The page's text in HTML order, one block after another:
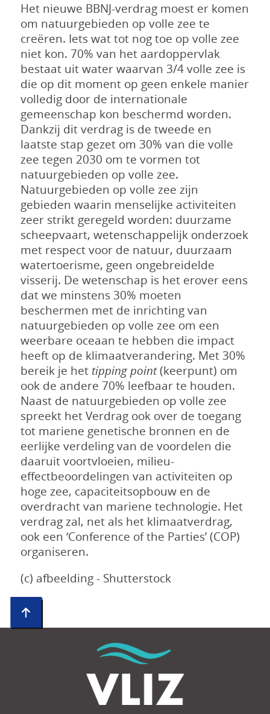
Het nieuwe BBNJ-verdrag moest er komen
om natuurgebieden op volle zee te
creëren. Iets wat tot nog toe op volle zee
niet kon. 70% van het aardoppervlak
bestaat uit water waarvan 3/4 volle zee is
die op dit moment op geen enkele manier
volledig door de internationale
gemeenschap kon beschermd worden.
Dankzij dit verdrag is de tweede en
laatste stap gezet om 30% van die volle
zee tegen 2030 om te vormen tot
natuurgebieden op volle zee.
Natuurgebieden op volle zee zijn
gebieden waarin menselijke activiteiten
zeer strikt geregeld worden: duurzame
scheepvaart, wetenschappelijk onderzoek
met respect voor de natuur, duurzaam
watertoerisme, geen ongebreidelde
visserij. De wetenschap is het erover eens
dat we minstens 30% moeten
beschermen met de inrichting van
natuurgebieden op volle zee om een
weerbare oceaan te hebben die impact
heeft op de klimaatverandering. Met 30%
bereik je het tipping point(keerpunt) om
ook de andere 70% leefbaar te houden.
Naast de natuurgebieden op volle zee
spreekt het Verdrag ook over de toegang
tot mariene genetische bronnen en de
eerlijke verdeling van de voordelen die
daaruit voortvloeien, milieu-
effectbeoordelingen van activiteiten op
hoge zee, capaciteitsopbouw en de
overdracht van mariene technologie. Het
verdrag zal, net als het klimaatverdrag,
ook een ‘Conference of the Parties’ (COP)
organiseren.
(c) afbeelding - Shutterstock